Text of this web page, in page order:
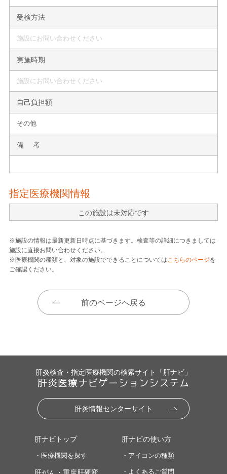
受検方法
施設にお問い合わせください
実施時期
施設にお問い合わせください
自己負担額
その他
備 考
指定医療機関情報
この施設は未対応です
※施設の情報は最新更新日時点に基づきます。検査等の詳細につきましては
施設に直接お問い合わせください。
※医療機関の種類と、対象の施設でできることについてはこちらのページを
ご確認ください。
前のページへ戻る
肝炎検査・指定医療機関の検索サイト「肝ナビ」
肝炎医療ナビゲーションシステム
肝炎情報センターサイト
肝ナビトップ
・医療機関を探す
肝ナビの使い方
・アイコンの種類
・よくあるご質問